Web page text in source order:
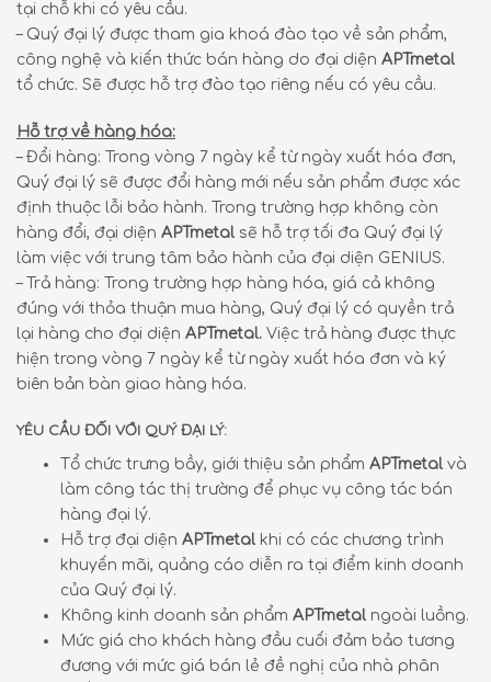
tại chỗ khi có yêu cầu.
– Quý đại lý được tham gia khoá đào tạo về sản phẩm,
công nghệ và kiến thức bán hàng do đại diện APTmetal
tổ chức. Sẽ được hỗ trợ đào tạo riêng nếu có yêu cầu.
Hỗ trợ về hàng hóa:
– Đổi hàng: Trong vòng 7 ngày kể từ ngày xuất hóa đơn,
Quý đại lý sẽ được đổi hàng mới nếu sản phẩm được xác
định thuộc lỗi bảo hành. Trong trường hợp không còn
hàng đổi, đại diện APTmetal sẽ hỗ trợ tối đa Quý đại lý
làm việc với trung tâm bảo hành của đại diện GENIUS.
– Trả hàng: Trong trường hợp hàng hóa, giá cả không
đúng với thỏa thuận mua hàng, Quý đại lý có quyền trả
lại hàng cho đại diện APTmetal. Việc trả hàng được thực
hiện trong vòng 7 ngày kể từ ngày xuất hóa đơn và ký
biên bản bàn giao hàng hóa.
YÊU CẦU ĐỐI VỚI QUÝ ĐẠI LÝ:
Tổ chức trưng bầy, giới thiệu sản phẩm APTmetal và
làm công tác thị trường để phục vụ công tác bán
hàng đại lý.
Hỗ trợ đại diện APTmetal khi có các chương trình
khuyến mãi, quảng cáo diễn ra tại điểm kinh doanh
của Quý đại lý.
Không kinh doanh sản phẩm APTmetal ngoài luồng.
Mức giá cho khách hàng đầu cuối đảm bảo tương
đương với mức giá bán lẻ đề nghị của nhà phân